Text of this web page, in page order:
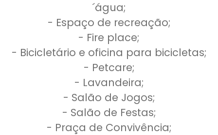
´água;
- Espaço de recreação;
- Fire place;
- Bicicletário e oficina para bicicletas;
- Petcare;
- Lavandeira;
- Salão de Jogos;
- Salão de Festas;
- Praça de Convivência;